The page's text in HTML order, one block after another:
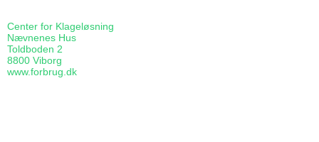
Center for Klageløsning
Nævnenes Hus
Toldboden 2
8800 Viborg
www.forbrug.dk